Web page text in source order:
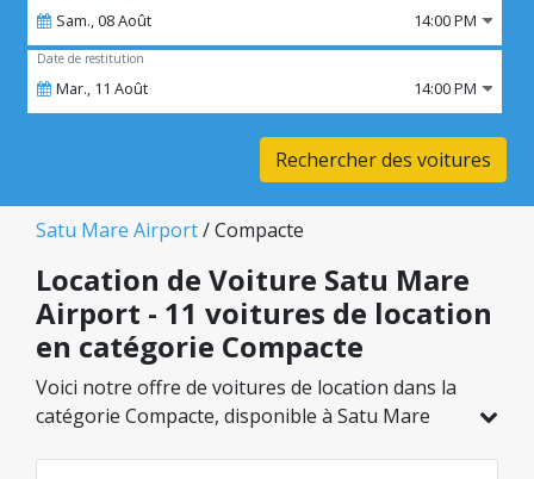
Sam.,08Août 14:00 PM
Date de restitution
Mar., 11 Août 14:00 PM
Rechercher des voitures
Satu Mare Airport/ Compacte
Location de Voiture Satu Mare
Airport - 11 voitures de location
en catégorie Compacte
Voici notre offre de voitures de location dans la
catégorie Compacte, disponible à Satu Mare